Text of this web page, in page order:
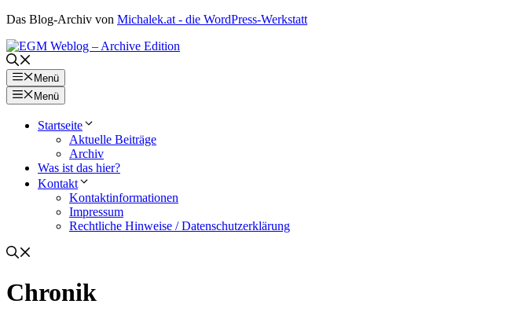
Zum
springen
Das Blog-Archiv von Michalek.at - die WordPress-Werkstatt
Menü
Menü
Startseite
Aktuelle Beiträge
Archiv
Was ist das hier?
Kontakt
Kontaktinformationen
Impressum
Rechtliche Hinweise / Datenschutzerklärung
Chronik